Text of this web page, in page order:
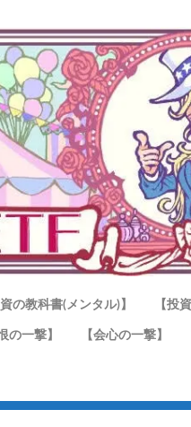
の教科書(メンタル)】 【投
の一撃】 【会心の一撃】